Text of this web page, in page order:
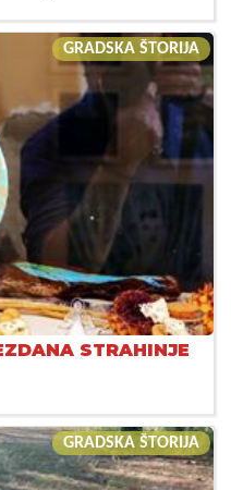
GRADSKA ŠTORIJA
STRAHINJE
GRADSKA ŠTORIJA